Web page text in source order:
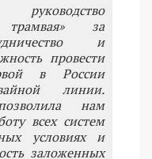
трамвая» за
и
провести
в России
линии.
нам
всех систем
условиях и
заложенных